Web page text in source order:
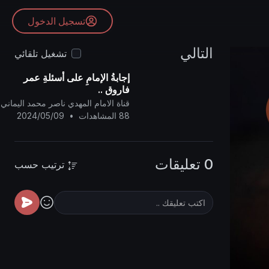
تسجيل الدخول
التالي
تشغيل تلقائي
إجابةُ الإمامِ على أسئلةِ عمر
فاروق ..
قناة الامام المهدي ناصر محمد اليماني
88 المشاهدات
•
2024/05/09
0 تعليقات ترتيب حسب